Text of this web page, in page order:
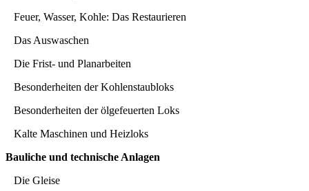
Feuer, Wasser, Kohle: Das Restaurieren
Das Auswaschen
Die Frist- und Planarbeiten
Besonderheiten der Kohlenstaubloks
Besonderheiten der ölgefeuerten Loks
Kalte Maschinen und Heizloks
Bauliche und technische Anlagen
Die Gleise